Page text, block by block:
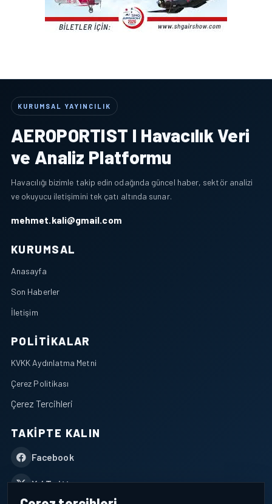
KURUMSAL YAYINCILIK
AEROPORTIST I Havacılık Veri
ve Analiz Platformu
Havacılığı bizimle takip edin odağında güncel haber, sektör analizi
ve okuyucu iletişimini tek çatı altında sunar.
mehmet.kali@gmail.com
KURUMSAL
Anasayfa
Son Haberler
İletişim
POLITIKALAR
KVKK Aydınlatma Metni
Çerez Politikası
Çerez Tercihleri
TAKIPTE KALIN
Facebook
X / Twitter